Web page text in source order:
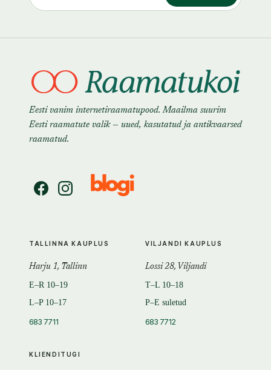
Eesti vanim internetiraamatupood. Maailma suurim
Eesti raamatute valik — uued, kasutatud ja antikvaarsed
raamatud.
KLIENDITUGI
TALLINNA KAUPLUS
Harju 1, Tallinn
E–R 10–19
L–P 10–17
683 7711
VILJANDI KAUPLUS
Lossi 28, Viljandi
T–L 10–18
P–E suletud
683 7712